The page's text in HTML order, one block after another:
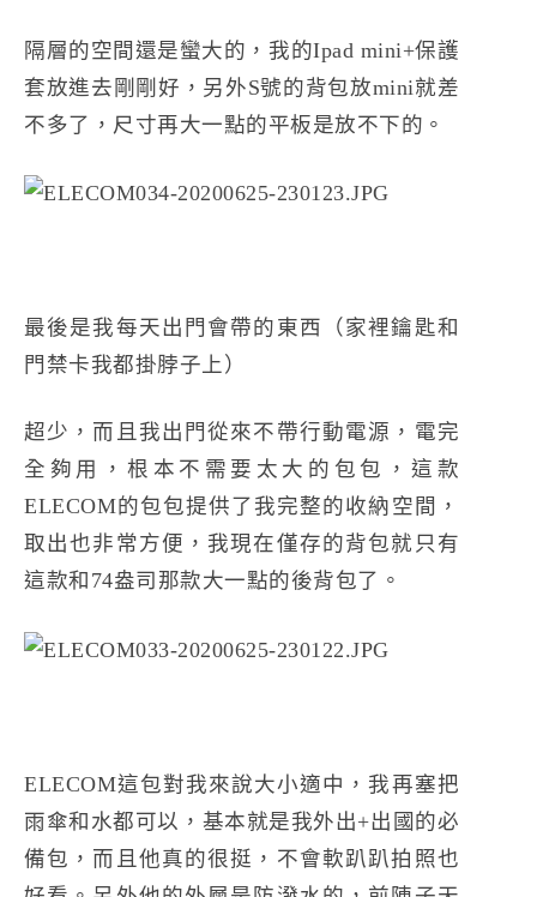
隔層的空間還是蠻大的，我的Ipad mini+保護
套放進去剛剛好，另外S號的背包放mini就差
不多了，尺寸再大一點的平板是放不下的。
最後是我每天出門會帶的東西（家裡鑰匙和
門禁卡我都掛脖子上）
超少，而且我出門從來不帶行動電源，電完
全夠用，根本不需要太大的包包，這款
ELECOM的包包提供了我完整的收納空間，
取出也非常方便，我現在僅存的背包就只有
這款和74盎司那款大一點的後背包了。
ELECOM這包對我來說大小適中，我再塞把
雨傘和水都可以，基本就是我外出+出國的必
備包，而且他真的很挺，不會軟趴趴拍照也